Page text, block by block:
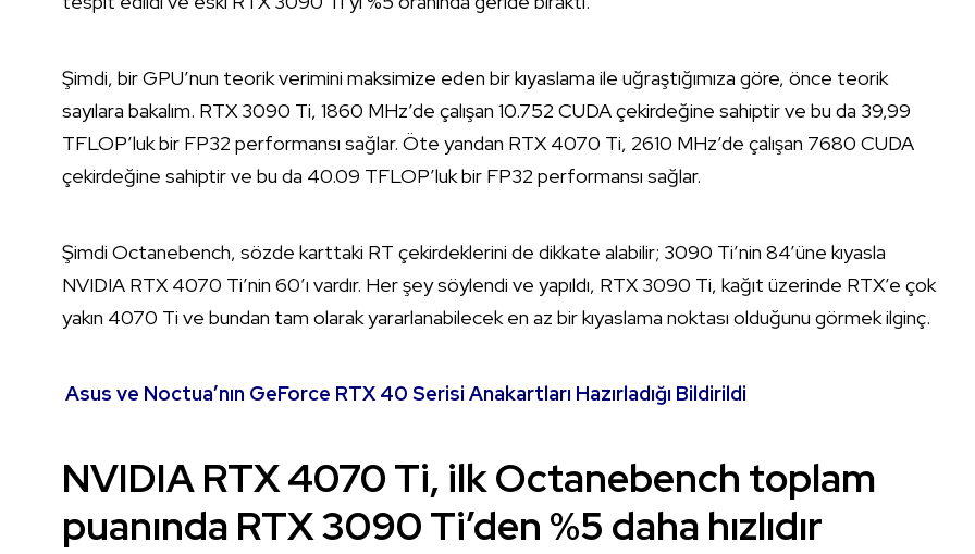
Şimdi, bir GPU’nun teorik verimini maksimize eden bir kıyaslama ile uğraştığımıza göre, önce teorik
sayılara bakalım. RTX 3090 Ti, 1860 MHz’de çalışan 10.752 CUDA çekirdeğine sahiptir ve bu da 39,99
TFLOP’luk bir FP32 performansı sağlar. Öte yandan RTX 4070 Ti, 2610 MHz’de çalışan 7680 CUDA
çekirdeğine sahiptir ve bu da 40.09 TFLOP’luk bir FP32 performansı sağlar.
Şimdi Octanebench, sözde karttaki RT çekirdeklerini de dikkate alabilir; 3090 Ti’nin 84’üne kıyasla
NVIDIA RTX 4070 Ti’nin 60’ı vardır. Her şey söylendi ve yapıldı, RTX 3090 Ti, kağıt üzerinde RTX’e çok
yakın 4070 Ti ve bundan tam olarak yararlanabilecek en az bir kıyaslama noktası olduğunu görmek ilginç.
Asus ve Noctua’nın GeForce RTX 40 Serisi Anakartları Hazırladığı Bildirildi
NVIDIA RTX 4070 Ti, ilk Octanebench toplam
puanında RTX 3090 Ti’den %5 daha hızlıdır